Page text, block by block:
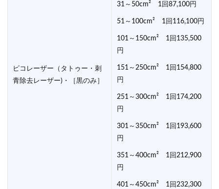
ピコレーザー（タトゥー・刺
青除去レーザー)・［黒のみ］
31～50cm² 1回87,100円
51～100cm² 1回116,100円
101～150cm² 1回135,500
円
151～250cm² 1回154,800
円
251～300cm² 1回174,200
円
301～350cm² 1回193,600
円
351～400cm² 1回212,900
円
401～450cm² 1回232,300